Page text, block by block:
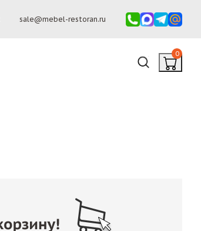
sale@mebel-restoran.ru
0